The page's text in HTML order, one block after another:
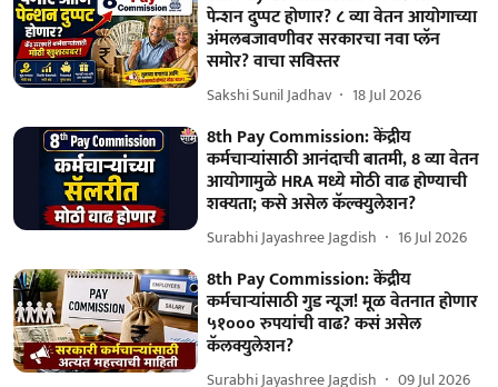
पेन्शन दुप्पट होणार? ८ व्या वेतन आयोगाच्या
अंमलबजावणीवर सरकारचा नवा प्लॅन
समोर? वाचा सविस्तर
Sakshi Sunil Jadhav 18 Jul 2026
8th Pay Commission: केंद्रीय
कर्मचाऱ्यांसाठी आनंदाची बातमी, 8 व्या वेतन
आयोगामुळे HRA मध्ये मोठी वाढ होण्याची
शक्यता; कसे असेल कॅल्क्युलेशन?
Surabhi Jayashree Jagdish 16 Jul 2026
8th Pay Commission: केंद्रीय
कर्मचाऱ्यांसाठी गुड न्यूज! मूळ वेतनात होणार
५१००० रुपयांची वाढ? कसं असेल
कॅलक्युलेशन?
Surabhi Jayashree Jagdish 09 Jul 2026